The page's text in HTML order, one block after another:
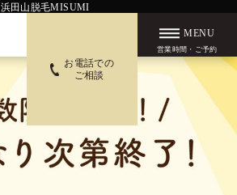
田山脱毛MISUMI
お電話での
ご相談
MENU
営業時間・ご予約